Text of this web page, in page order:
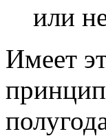
или
Имеет